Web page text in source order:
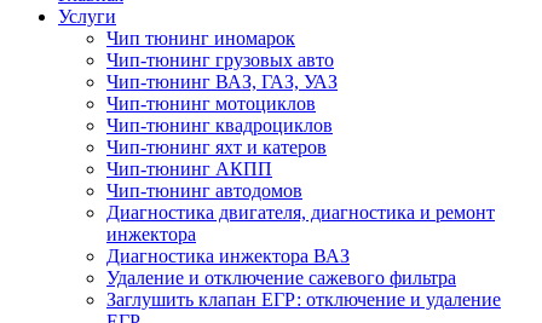
Услуги
Чип тюнинг иномарок
Чип-тюнинг грузовых авто
Чип-тюнинг ВАЗ, ГАЗ, УАЗ
Чип-тюнинг мотоциклов
Чип-тюнинг квадроциклов
Чип-тюнинг яхт и катеров
Чип-тюнинг АКПП
Чип-тюнинг автодомов
Диагностика двигателя, диагностика и ремонт
инжектора
Диагностика инжектора ВАЗ
Удаление и отключение сажевого фильтра
Заглушить клапан ЕГР: отключение и удаление